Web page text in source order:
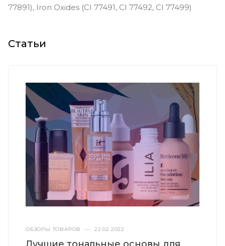
77891), Iron Oxides (CI 77491, CI 77492, CI 77499)
Статьи
ОБЗОРЫ ТОВАРОВ — 22.02.2022